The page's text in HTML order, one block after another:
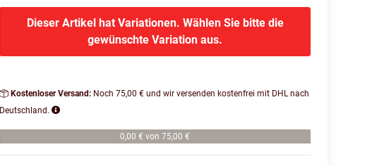
Dieser Artikel hat Variationen. Wählen Sie bitte die
gewünschte Variation aus.
Kostenloser Versand: Noch 75,00 € und wir versenden kostenfrei mit DHL nach
Deutschland.
0,00 € von 75,00 €